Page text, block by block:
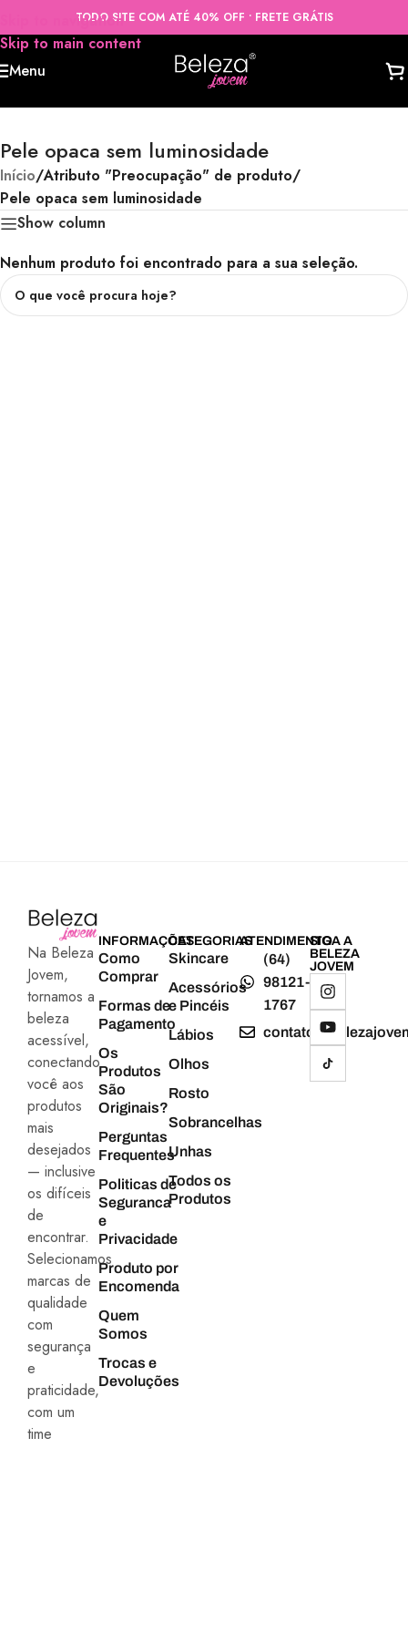
Skip to navigation
Skip to main content
TODO SITE COM ATÉ 40% OFF • FRETE GRÁTIS
Menu
Pele opaca sem luminosidade
Início/Atributo "Preocupação" de produto/
Pele opaca sem luminosidade
Show column
Nenhum produto foi encontrado para a sua seleção.
Na Beleza
Jovem,
tornamos a
beleza
acessível,
conectando
você aos
produtos
mais
desejados
— inclusive
os difíceis
de
encontrar.
Selecionamos
marcas de
qualidade
com
segurança
e
praticidade,
com um
time
INFORMAÇÕES
Como
Comprar
Formas de
Pagamento
Os
Produtos
São
Originais?
Perguntas
Frequentes
Politicas de
Seguranca
e
Privacidade
Produto por
Encomenda
Quem
Somos
Trocas e
Devoluções
CATEGORIAS
Skincare
Acessórios
e Pincéis
Lábios
Olhos
Rosto
Sobrancelhas
Unhas
Todos os
Produtos
ATENDIMENTO
(64)
98121-
1767
SIGA A
BELEZA
JOVEM